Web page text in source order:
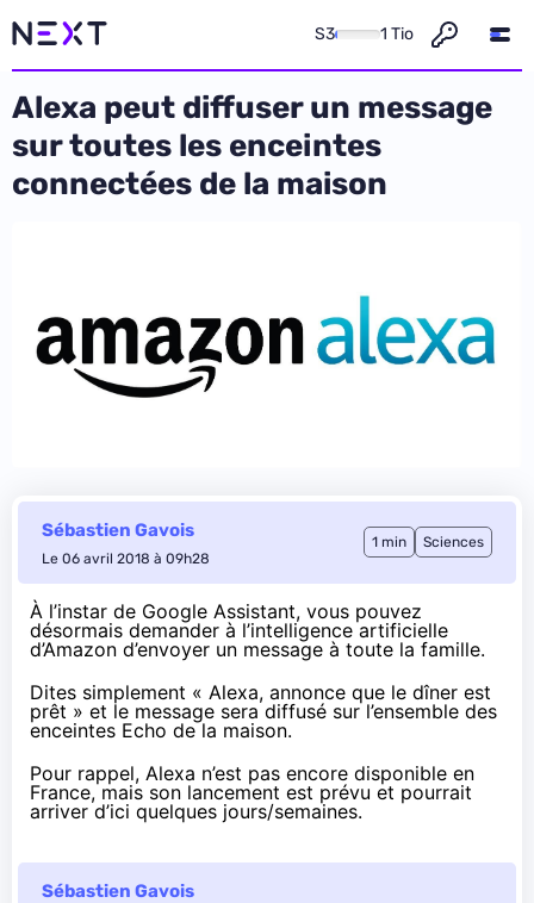
S3 1 Tio
Alexa peut diffuser un message
sur toutes les enceintes
connectées de la maison
Sébastien Gavois
Le 06 avril 2018 à 09h28
1 min Sciences
À l’instar de Google Assistant, vous pouvez
désormais demander à l’intelligence artificielle
d’Amazon d’envoyer un message à toute la famille.
Dites simplement « Alexa, annonce que le dîner est
prêt » et le message sera diffusé sur l’ensemble des
enceintes Echo de la maison.
Pour rappel, Alexa n’est pas encore disponible en
France, mais son lancement est prévu et pourrait
arriver d’ici quelques jours/semaines.
Sébastien Gavois